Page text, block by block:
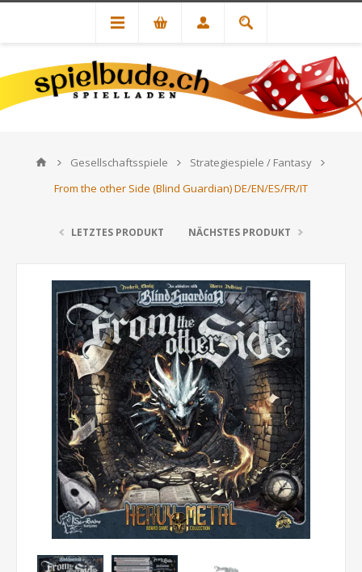
Gesellschaftsspiele
Strategiespiele / Fantasy
From the other Side (Blind Guardian) DE/EN/ES/FR/IT
LETZTES PRODUKT NÄCHSTES PRODUKT